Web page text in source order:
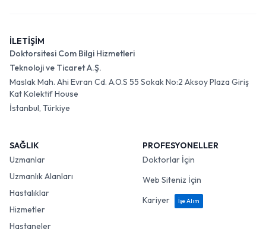
İLETİŞİM
Doktorsitesi Com Bilgi Hizmetleri
Teknoloji ve Ticaret A.Ş.
Maslak Mah. Ahi Evran Cd. A.O.S 55 Sokak No:2 Aksoy Plaza Giriş
Kat Kolektif House
İstanbul, Türkiye
SAĞLIK
Uzmanlar
Uzmanlık Alanları
Hastalıklar
Hizmetler
Hastaneler
PROFESYONELLER
Doktorlar İçin
Web Siteniz İçin
Kariyer
İşe Alım